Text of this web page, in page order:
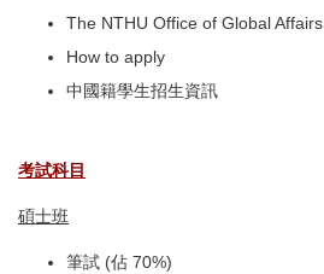
The NTHU Office of Global Affairs
How to apply
中國籍學生招生資訊
考試科目
碩士班
筆試 (佔 70%)